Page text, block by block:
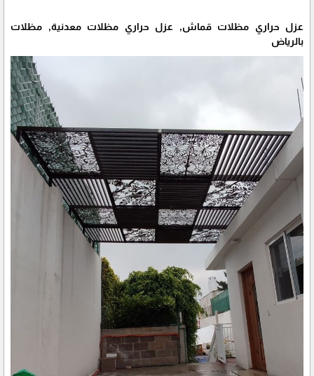
عزل حراري مظلات قماش, عزل حراري مظلات معدنية, مظلات
بالرياض